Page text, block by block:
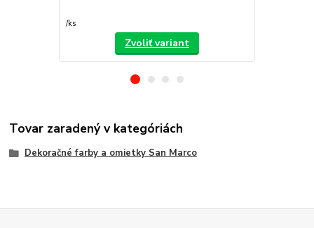
/ks
Zvoliť variant
Tovar zaradený v kategóriách
Dekoračné farby a omietky San Marco